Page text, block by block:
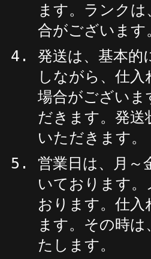
ます。ランク
合がございま
発送は、基本的
しながら、仕
場合がございま
だきます。発
いただきます。
営業日は、月～
いております
おります。仕
ます。その時
たします。